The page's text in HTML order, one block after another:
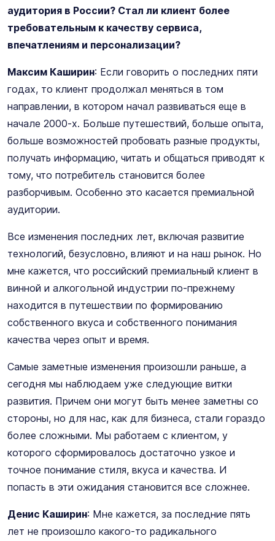
аудитория в России? Стал ли клиент более
требовательным к качеству сервиса,
впечатлениям и персонализации?
Максим Каширин: Если говорить о последних пяти
годах, то клиент продолжал меняться в том
направлении, в котором начал развиваться еще в
начале 2000-х. Больше путешествий, больше опыта,
больше возможностей пробовать разные продукты,
получать информацию, читать и общаться приводят к
тому, что потребитель становится более
разборчивым. Особенно это касается премиальной
аудитории.
Все изменения последних лет, включая развитие
технологий, безусловно, влияют и на наш рынок. Но
мне кажется, что российский премиальный клиент в
винной и алкогольной индустрии по-прежнему
находится в путешествии по формированию
собственного вкуса и собственного понимания
качества через опыт и время.
Самые заметные изменения произошли раньше, а
сегодня мы наблюдаем уже следующие витки
развития. Причем они могут быть менее заметны со
стороны, но для нас, как для бизнеса, стали гораздо
более сложными. Мы работаем с клиентом, у
которого сформировалось достаточно узкое и
точное понимание стиля, вкуса и качества. И
попасть в эти ожидания становится все сложнее.
Денис Каширин: Мне кажется, за последние пять
лет не произошло какого-то радикального